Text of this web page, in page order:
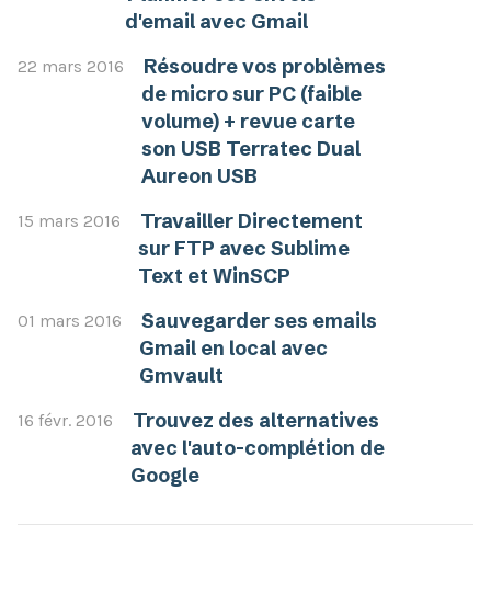
d'email avec Gmail
22 mars 2016
Résoudre vos problèmes
de micro sur PC (faible
volume) + revue carte
son USB Terratec Dual
Aureon USB
15 mars 2016
Travailler Directement
sur FTP avec Sublime
Text et WinSCP
01 mars 2016
Sauvegarder ses emails
Gmail en local avec
Gmvault
16 févr. 2016
Trouvez des alternatives
avec l'auto-complétion de
Google